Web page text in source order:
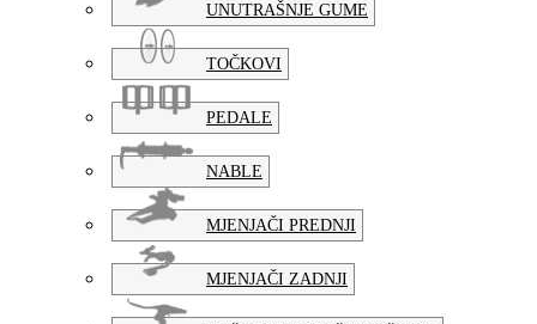
UNUTRAŠNJE GUME
TOČKOVI
PEDALE
NABLE
MJENJAČI PREDNJI
MJENJAČI ZADNJI